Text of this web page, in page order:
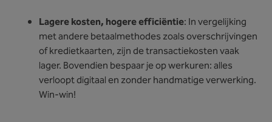
Lagere kosten, hogere efficiëntie: In vergelijking
met andere betaalmethodes zoals overschrijvingen
of kredietkaarten, zijn de transactiekosten vaak
lager. Bovendien bespaar je op werkuren: alles
verloopt digitaal en zonder handmatige verwerking.
Win-win!